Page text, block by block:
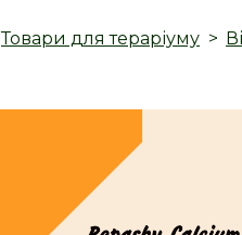
Товари для тераріуму